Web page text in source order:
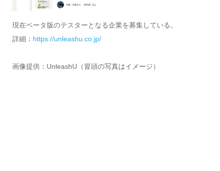
現在ベータ版のテスターとなる企業を募集している。
詳細： https://unleashu.co.jp/
画像提供：UnleashU（冒頭の写真はイメージ）